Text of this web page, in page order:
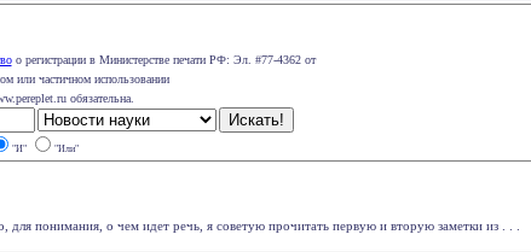
о регистрации в Министерстве печати РФ: Эл. #77-4362 от
или частичном использовании
обязательна.
"И" "Или"
понимания, о чем идет речь, я советую прочитать первую и вторую заметки из . . .